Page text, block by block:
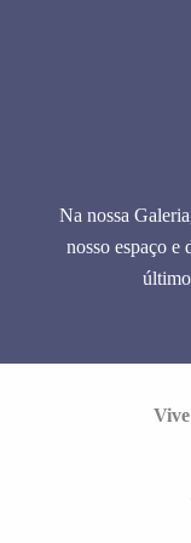
Na nossa
nosso espaço e